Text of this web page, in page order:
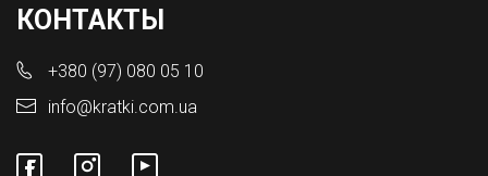
КОНТАКТЫ
+380 (97) 080 05 10
info@kratki.com.ua